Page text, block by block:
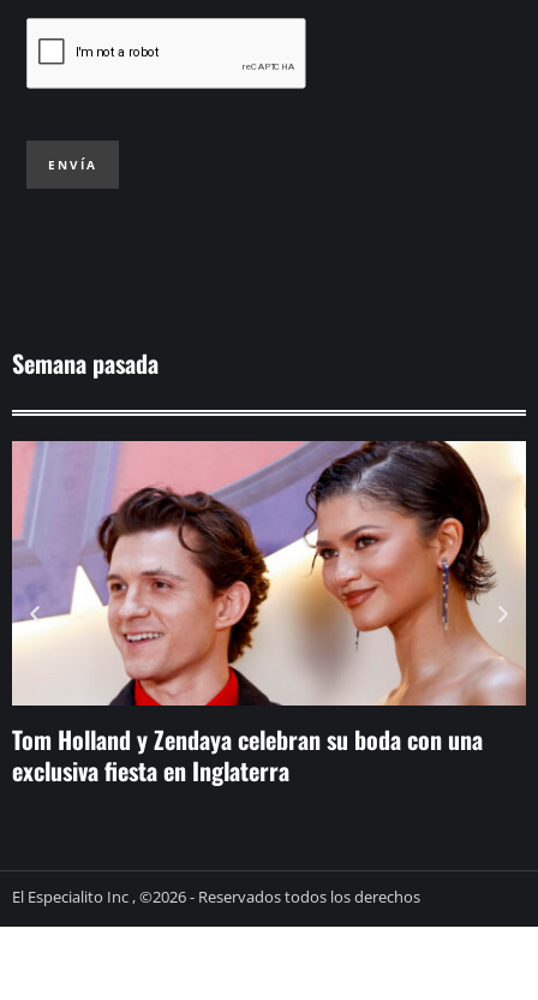
ENVÍA
Semana pasada
Tom Holland y Zendaya celebran su boda con una
exclusiva fiesta en Inglaterra
El Especialito Inc , ©2026 - Reservados todos los derechos